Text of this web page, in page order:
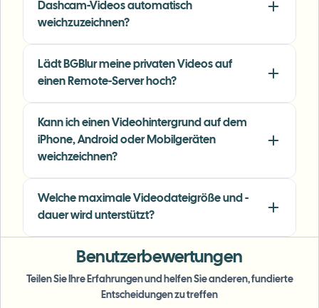
LT
Lisa Thompson
Freelance Video Editor
"We rely on the motion-aware blur and plate
anonymization for on-the-go product demos.
It's fast, consistent, and saves legal review
time."
MC
Michael Chen
Marketing Director
Dashcam-Videos automatisch
weichzuzeichnen?
Lädt BGBlur meine privaten Videos auf
einen Remote-Server hoch?
Kann ich einen Videohintergrund auf dem
iPhone, Android oder Mobilgeräten
weichzeichnen?
Welche maximale Videodateigröße und -
dauer wird unterstützt?
Benutzerbewertungen
Teilen Sie Ihre Erfahrungen und helfen Sie anderen, fundierte
Entscheidungen zu treffen